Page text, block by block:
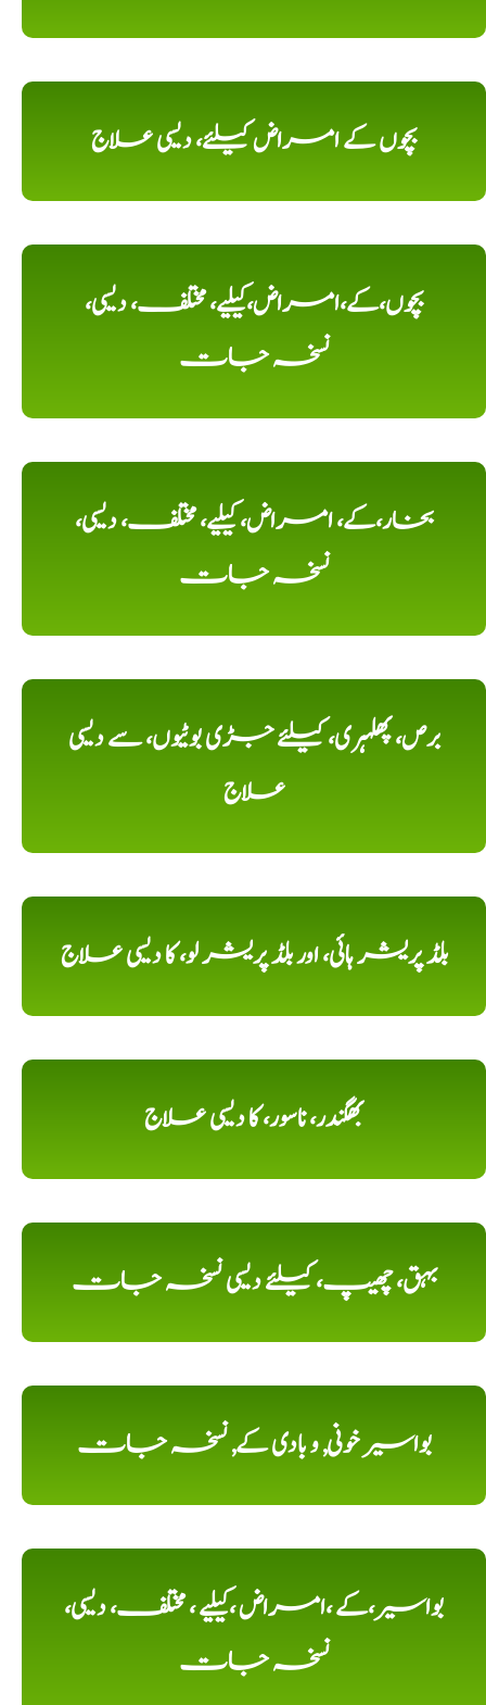
بچوں کے امراض کیلئے، دیسی علاج
بچوں،کے،امراض،کیلیے، مختلف، دیسی،
نسخہ جات
بخار،کے، امراض، کیلیے، مختلف، دیسی،
نسخہ جات
برص، پھلہری، کیلئے جڑی بوٹیوں، سے دیسی
علاج
بلڈ پریشر ہائی، اور بلڈ پریشر لو، کا دیسی علاج
بھگندر، ناسور، کا دیسی علاج
بہق، چھیپ، کیلئے دیسی نسخہ جات
بواسیر خونی, و بادی کے, نسخہ جات
بواسیر،کے ،امراض ،کیلیے ، مختلف، دیسی،
نسخہ جات